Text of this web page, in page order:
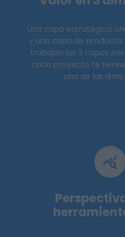
Una capa estratégica,
y una capa de
trabajan las 3 capas
cada proyecto te
una de las